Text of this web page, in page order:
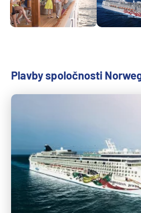
Plavby spoločnosti